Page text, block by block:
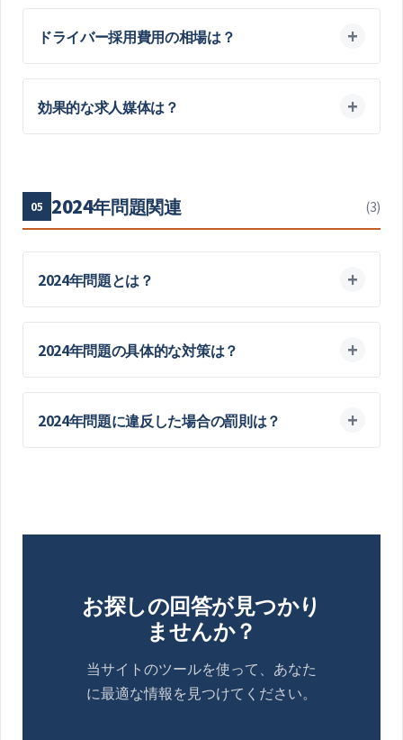
ドライバー採用費用の相場は？
効果的な求人媒体は？
05 2024年問題関連 (3)
2024年問題とは？
2024年問題の具体的な対策は？
2024年問題に違反した場合の罰則は？
お探しの回答が見つかり
ませんか？
当サイトのツールを使って、あなた
に最適な情報を見つけてください。